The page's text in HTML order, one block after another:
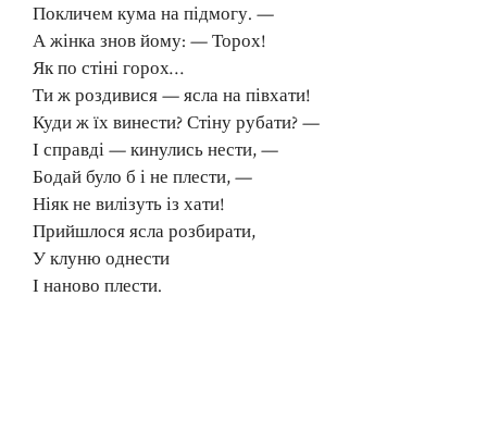
Покличем кума на підмогу. —
А жінка знов йому: — Торох!
Як по стіні горох…
Ти ж роздивися — ясла на півхати!
Куди ж їх винести? Стіну рубати? —
І справді — кинулись нести, —
Бодай було б і не плести, —
Ніяк не вилізуть із хати!
Прийшлося ясла розбирати,
У клуню однести
І наново плести.